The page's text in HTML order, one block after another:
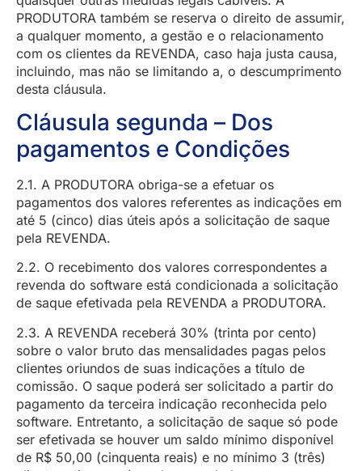
PRODUTORA também se reserva o direito de assumir,
a qualquer momento, a gestão e o relacionamento
com os clientes da REVENDA, caso haja justa causa,
incluindo, mas não se limitando a, o descumprimento
desta cláusula.
Cláusula segunda – Dos
pagamentos e Condições
2.1. A PRODUTORA obriga-se a efetuar os
pagamentos dos valores referentes as indicações em
até 5 (cinco) dias úteis após a solicitação de saque
pela REVENDA.
2.2. O recebimento dos valores correspondentes a
revenda do software está condicionada a solicitação
de saque efetivada pela REVENDA a PRODUTORA.
2.3. A REVENDA receberá 30% (trinta por cento)
sobre o valor bruto das mensalidades pagas pelos
clientes oriundos de suas indicações a título de
comissão. O saque poderá ser solicitado a partir do
pagamento da terceira indicação reconhecida pelo
software. Entretanto, a solicitação de saque só pode
ser efetivada se houver um saldo mínimo disponível
de R$ 50,00 (cinquenta reais) e no mínimo 3 (três)